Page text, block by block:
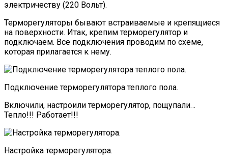
электричеству (220 Вольт).
Терморегуляторы бывают встраиваемые и крепящиеся
на поверхности. Итак, крепим терморегулятор и
подключаем. Все подключения проводим по схеме,
которая прилагается к нему.
Подключение терморегулятора теплого пола.
Включили, настроили терморегулятор, пощупали…
Тепло!!! Работает!!!
Настройка терморегулятора.